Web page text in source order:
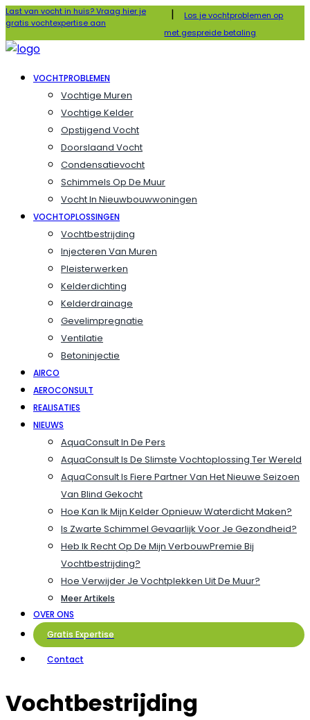
Last van vocht in huis? Vraag hier je
gratis vochtexpertise aan
|
Los je vochtproblemen op
met gespreide betaling
VOCHTPROBLEMEN
Vochtige Muren
Vochtige Kelder
Opstijgend Vocht
Doorslaand Vocht
Condensatievocht
Schimmels Op De Muur
Vocht In Nieuwbouwwoningen
VOCHTOPLOSSINGEN
Vochtbestrijding
Injecteren Van Muren
Pleisterwerken
Kelderdichting
Kelderdrainage
Gevelimpregnatie
Ventilatie
Betoninjectie
AIRCO
AEROCONSULT
REALISATIES
NIEUWS
AquaConsult In De Pers
AquaConsult Is De Slimste Vochtoplossing Ter Wereld
AquaConsult Is Fiere Partner Van Het Nieuwe Seizoen
Van Blind Gekocht
Hoe Kan Ik Mijn Kelder Opnieuw Waterdicht Maken?
Is Zwarte Schimmel Gevaarlijk Voor Je Gezondheid?
Heb Ik Recht Op De Mijn VerbouwPremie Bij
Vochtbestrijding?
Hoe Verwijder Je Vochtplekken Uit De Muur?
Meer Artikels
OVER ONS
Gratis Expertise
Contact
Vochtbestrijding